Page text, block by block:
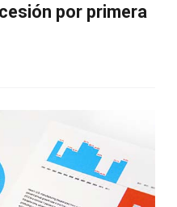
por primera